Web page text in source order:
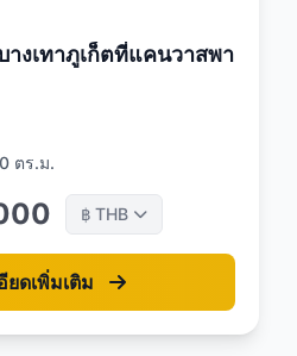
งเทาภูเก็ตที่แคนวาสพา
ตร.ม.
฿ THB
ยดเพิ่มเติม